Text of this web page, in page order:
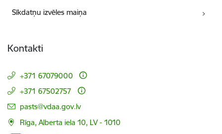
Sīkdatņu izvēles maiņa
Kontakti
+371 67079000
+371 67502757
E-pasts:
pasts@vdaa.gov.lv
Rīga, Alberta iela 10, LV - 1010